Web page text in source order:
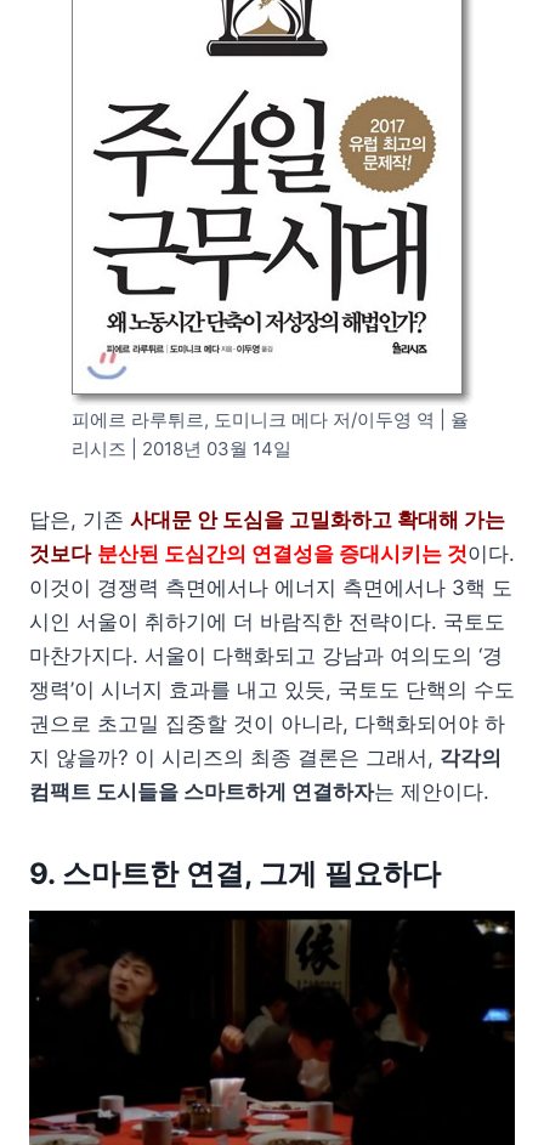
피에르 라루튀르, 도미니크 메다 저/이두영 역 | 율
리시즈 | 2018년 03월 14일
답은, 기존 사대문 안 도심을 고밀화하고 확대해 가는
것보다 분산된 도심간의 연결성을 증대시키는 것이다.
이것이 경쟁력 측면에서나 에너지 측면에서나 3핵 도
시인 서울이 취하기에 더 바람직한 전략이다. 국토도
마찬가지다. 서울이 다핵화되고 강남과 여의도의 ‘경
쟁력’이 시너지 효과를 내고 있듯, 국토도 단핵의 수도
권으로 초고밀 집중할 것이 아니라, 다핵화되어야 하
지 않을까? 이 시리즈의 최종 결론은 그래서, 각각의
컴팩트 도시들을 스마트하게 연결하자는 제안이다.
9. 스마트한 연결, 그게 필요하다